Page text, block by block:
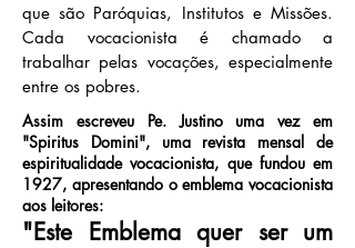
que são Paróquias, Institutos e Missões.
Cada vocacionista é chamado a
trabalhar pelas vocações, especialmente
entre os pobres.
Assim escreveu Pe. Justino uma vez em
"Spiritus Domini", uma revista mensal de
espiritualidade vocacionista, que fundou em
1927, apresentando o emblema vocacionista
aos leitores:
"Este Emblema quer ser um